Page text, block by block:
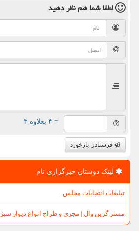
لطفا شما همنظر دهید
= ۴ بعلاوه ۳
فرستادن بازخورد
لینک دوستان خبرگزاری نام
تبلیغات انتخابات مجلس
مستر گرین وال | مجری و طراح انواع دیوار سبز